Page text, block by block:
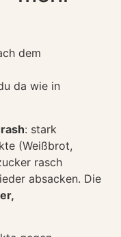
dem
da wie in
: stark
(Weißbrot,
rasch
absacken. Die